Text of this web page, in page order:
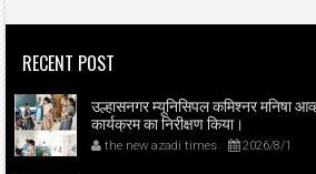
RECENT POST
उल्हासनगर म्यूनिसिपल कमिश्नर मनिषा
कार्यक्रम का निरीक्षण किया।
the new azadi times 2026/8/1